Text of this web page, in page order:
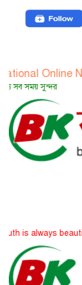
Online News
সুন্দর
beautiful